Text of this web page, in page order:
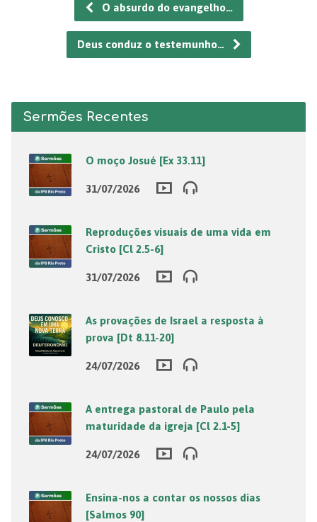
O absurdo do evangelho…
Deus conduz o testemunho…
Sermões Recentes
O moço Josué [Ex 33.11]
31/07/2026
Reproduções visuais de uma vida em
Cristo [Cl 2.5-6]
31/07/2026
As provações de Israel a resposta à
prova [Dt 8.11-20]
24/07/2026
A entrega pastoral de Paulo pela
maturidade da igreja [Cl 2.1-5]
24/07/2026
Ensina-nos a contar os nossos dias
[Salmos 90]